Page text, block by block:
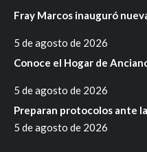
Fray Marcos inauguró
5 de agosto de 2026
Conoce el Hogar de
5 de agosto de 2026
Preparan protocolos ante
5 de agosto de 2026